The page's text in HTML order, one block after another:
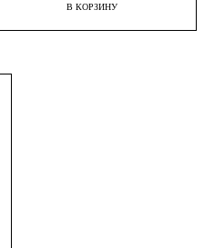
В КОРЗИНУ